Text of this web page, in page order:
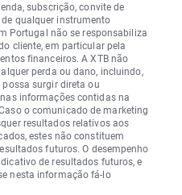
subscrição, convite de
qualquer instrumento
Portugal não se responsabiliza
cliente, em particular pela
financeiros. A XTB não
perda ou dano, incluindo,
surgir direta ou
informações contidas na
o comunicado de marketing
resultados relativos aos
estes não constituem
futuros. O desempenho
de resultados futuros, e
nesta informação fá-lo